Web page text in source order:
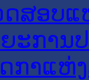
ດສອບແ
ຍະການ
ກາແຫ່